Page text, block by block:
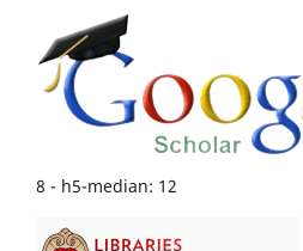
8 - h5-median: 12